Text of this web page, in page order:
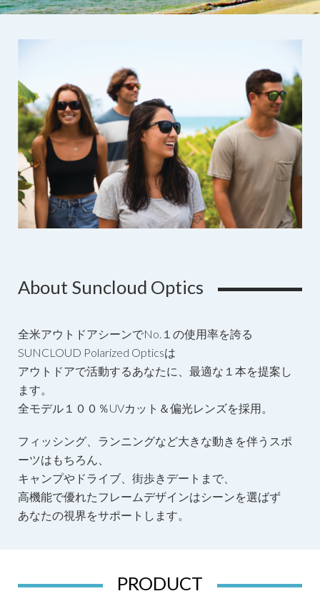
About Suncloud Optics
全米アウトドアシーンでNo.１の使用率を誇る
SUNCLOUD Polarized Opticsは
アウトドアで活動するあなたに、最適な１本を提案し
ます。
全モデル１００％UVカット＆偏光レンズを採用。
フィッシング、ランニングなど大きな動きを伴うスポ
ーツはもちろん、
キャンプやドライブ、街歩きデートまで、
高機能で優れたフレームデザインはシーンを選ばず
あなたの視界をサポートします。
PRODUCT